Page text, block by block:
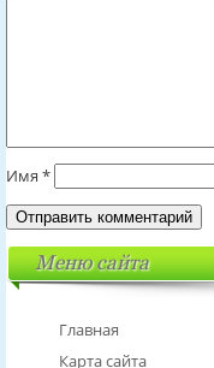
Имя *
Меню сайта
Главная
Карта сайта